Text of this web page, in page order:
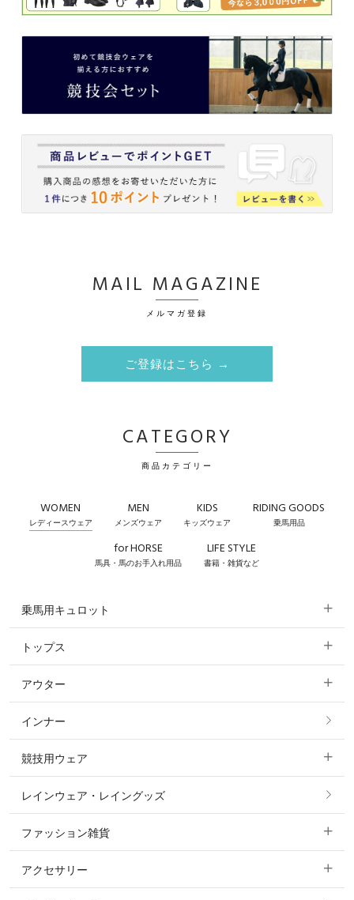
MAIL MAGAZINE
メルマガ登録
ご登録はこちら →
CATEGORY
商品カテゴリー
WOMEN
レディースウェア
MEN
メンズウェア
KIDS
キッズウェア
RIDING GOODS
乗馬用品
for HORSE
馬具・馬のお手入れ用品
LIFE STYLE
書籍・雑貨など
乗馬用キュロット
すべてのキュロット
フルグリップ・尻革 キュロット
ニーグリップ・膝革 キュロット
トップス
すべてのトップス
ポロシャツ
カットソー・Tシャツ・タンクトップ
ニット・セーター
アウター
すべてのアウター
コート
ジャケット・ブルゾン
インナー
競技用ウェア
すべての競技用ウェア
ショージャケット
ショーシャツ
レインウェア・レイングッズ
ファッション雑貨
すべてのファッション雑貨
アクセサリー